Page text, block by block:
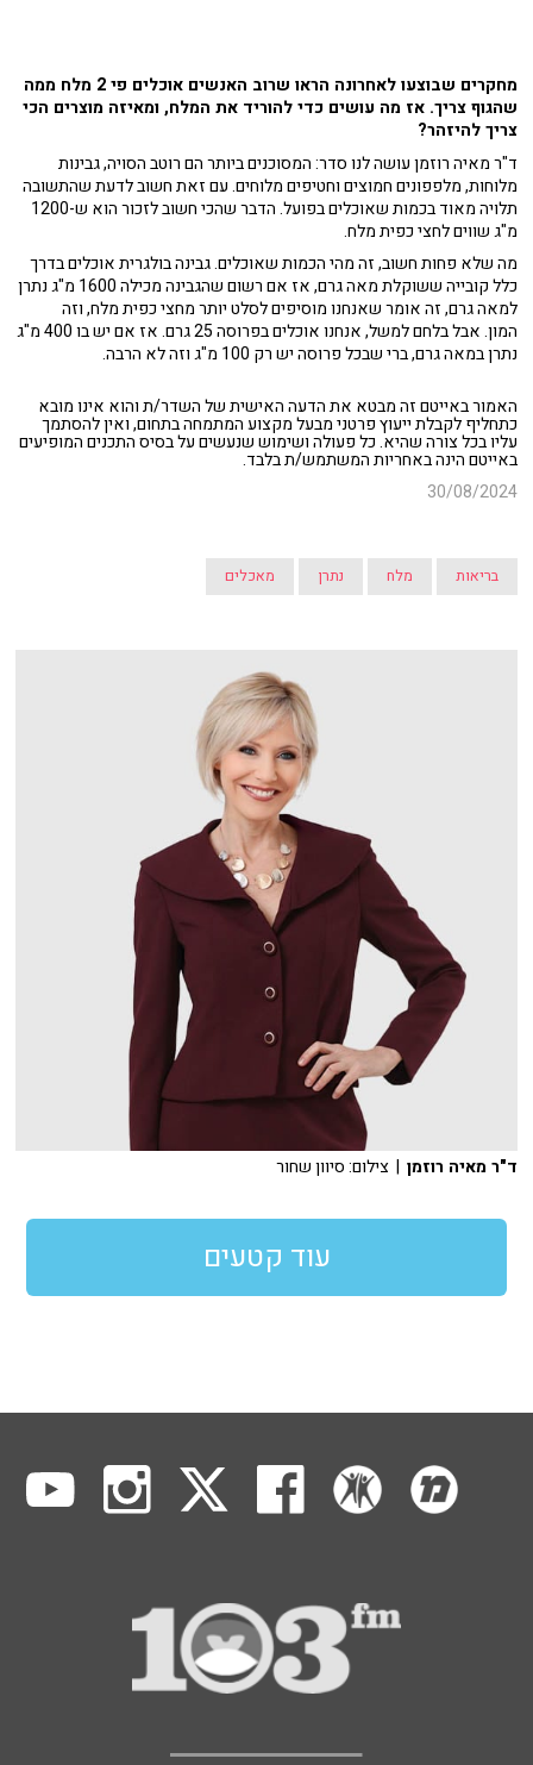
מחקרים שבוצעו לאחרונה הראו שרוב האנשים אוכלים פי 2 מלח ממה
שהגוף צריך. אז מה עושים כדי להוריד את המלח, ומאיזה מוצרים הכי
צריך להיזהר?
ד"ר מאיה רוזמן עושה לנו סדר: המסוכנים ביותר הם רוטב הסויה, גבינות
מלוחות, מלפפונים חמוצים וחטיפים מלוחים. עם זאת חשוב לדעת שהתשובה
תלויה מאוד בכמות שאוכלים בפועל. הדבר שהכי חשוב לזכור הוא ש-1200
מ"ג שווים לחצי כפית מלח.
מה שלא פחות חשוב, זה מהי הכמות שאוכלים. גבינה בולגרית אוכלים בדרך
כלל קובייה ששוקלת מאה גרם, אז אם רשום שהגבינה מכילה 1600 מ"ג נתרן
למאה גרם, זה אומר שאנחנו מוסיפים לסלט יותר מחצי כפית מלח, וזה
המון. אבל בלחם למשל, אנחנו אוכלים בפרוסה 25 גרם. אז אם יש בו 400 מ"ג
נתרן במאה גרם, ברי שבכל פרוסה יש רק 100 מ"ג וזה לא הרבה.
האמור באייטם זה מבטא את הדעה האישית של השדר/ת והוא אינו מובא
כתחליף לקבלת ייעוץ פרטני מבעל מקצוע המתמחה בתחום, ואין להסתמך
עליו בכל צורה שהיא. כל פעולה ושימוש שנעשים על בסיס התכנים המופיעים
באייטם הינה באחריות המשתמש/ת בלבד.
30/08/2024
בריאות מלח נתרן מאכלים
ד"ר מאיה רוזמן | צילום: סיוון שחור
עוד קטעים